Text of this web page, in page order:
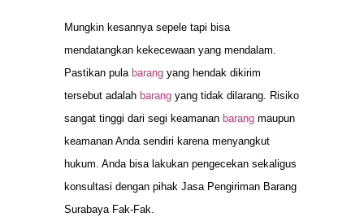
Mungkin kesannya sepele tapi bisa
mendatangkan kekecewaan yang mendalam.
Pastikan pula barang yang hendak dikirim
tersebut adalah barang yang tidak dilarang. Risiko
sangat tinggi dari segi keamanan barang maupun
keamanan Anda sendiri karena menyangkut
hukum. Anda bisa lakukan pengecekan sekaligus
konsultasi dengan pihak Jasa Pengiriman Barang
Surabaya Fak-Fak.